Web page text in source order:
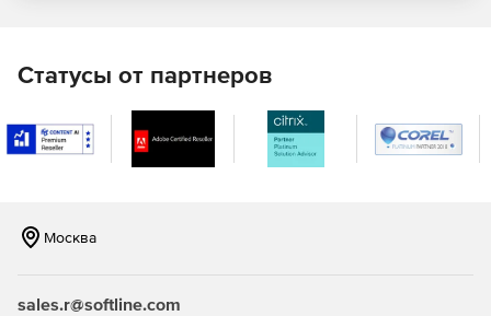
Статусы от партнеров
Москва
sales.r@softline.com